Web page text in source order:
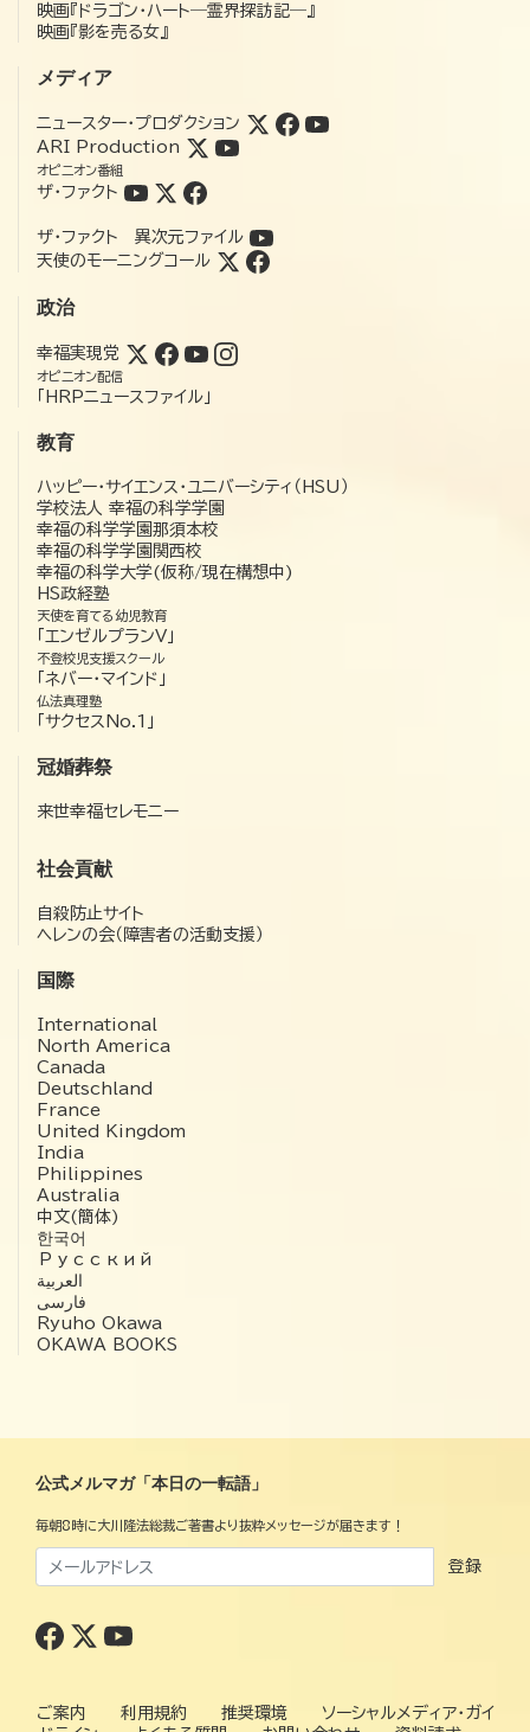
映画『ドラゴン・ハート―霊界探訪記―』
映画『影を売る女』
メディア
ニュースター・プロダクション
ARI Production
オピニオン番組
ザ・ファクト
ザ・ファクト 異次元ファイル
天使のモーニングコール
政治
幸福実現党
オピニオン配信
「HRPニュースファイル」
教育
ハッピー・サイエンス・ユニバーシティ（HSU）
学校法人 幸福の科学学園
幸福の科学学園那須本校
幸福の科学学園関西校
幸福の科学大学(仮称/現在構想中)
HS政経塾
天使を育てる幼児教育
「エンゼルプランV」
不登校児支援スクール
「ネバー・マインド」
仏法真理塾
「サクセスNo.1」
冠婚葬祭
来世幸福セレモニー
社会貢献
自殺防止サイト
ヘレンの会（障害者の活動支援）
国際
International
North America
Canada
Deutschland
France
United Kingdom
India
Philippines
Australia
中文(簡体)
한국어
Русский
العربية‏
فارسی
Ryuho Okawa
OKAWA BOOKS
公式メルマガ「本日の一転語」
毎朝8時に大川隆法総裁ご著書より抜粋メッセージが届きます！
登録
ご案内 利用規約 推奨環境
ソーシャルメディア・ガイ